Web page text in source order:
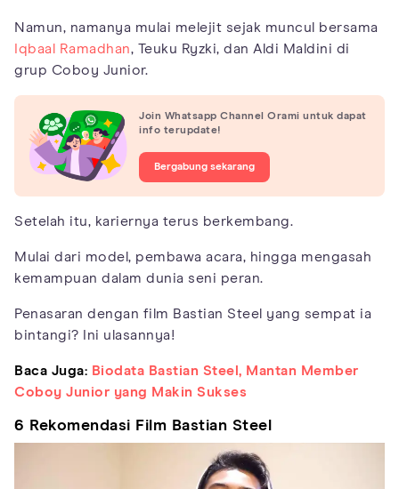
Namun, namanya mulai melejit sejak muncul bersama
Iqbaal Ramadhan, Teuku Ryzki, dan Aldi Maldini di
grup Coboy Junior.
Join Whatsapp Channel Orami untuk dapat
info terupdate!
Bergabung sekarang
Setelah itu, kariernya terus berkembang.
Mulai dari model, pembawa acara, hingga mengasah
kemampuan dalam dunia seni peran.
Penasaran dengan film Bastian Steel yang sempat ia
bintangi? Ini ulasannya!
Baca Juga: Biodata Bastian Steel, Mantan Member
Coboy Junior yang Makin Sukses
6 Rekomendasi Film Bastian Steel